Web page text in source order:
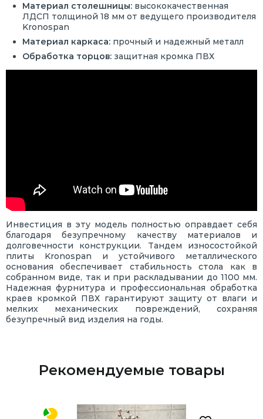
Материал столешницы: высококачественная
ЛДСП толщиной 18 мм от ведущего производителя
Kronospan
Материал каркаса: прочный и надежный металл
Обработка торцов: защитная кромка ПВХ
Инвестиция в эту модель полностью оправдает себя
благодаря безупречному качеству материалов и
долговечности конструкции. Тандем износостойкой
плиты Kronospan и устойчивого металлического
основания обеспечивает стабильность стола как в
собранном виде, так и при раскладывании до 1100 мм.
Надежная фурнитура и профессиональная обработка
краев кромкой ПВХ гарантируют защиту от влаги и
мелких механических повреждений, сохраняя
безупречный вид изделия на годы.
Рекомендуемые товары